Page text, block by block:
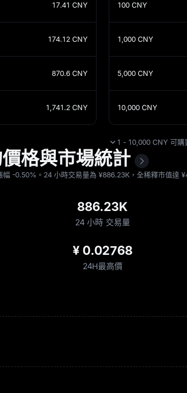
17.41 CNY
174.12 CNY
870.6 CNY
1,741.2 CNY
100 CNY
1,000 CNY
5,000 CNY
10,000 CNY
1 - 10,000 CNY 可購
格與市場統計
幅 -0.50% 。24 小時交易量為 ¥‎886.23K，全稀釋市值達
886.23K
24 小時 交易量
¥ 0.02768
24H最高價